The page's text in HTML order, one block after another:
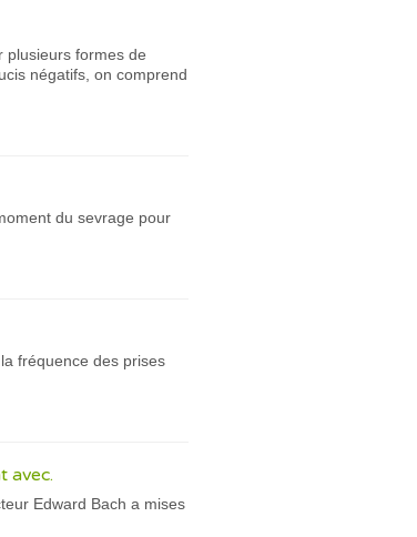
plusieurs formes de
négatifs, on comprend
du sevrage pour
fréquence des prises
avec.
Edward Bach a mises